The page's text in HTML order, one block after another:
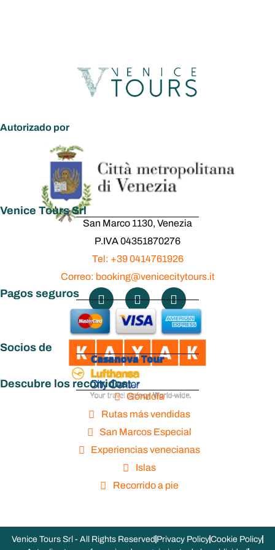
Autorizado por
Venice Tours Srl
San Marco 1130, Venezia
P.IVA 04351870276
Tel: +39 0414761926
Correo: booking@venicecitytours.it
Pagos seguros
Socios de
Descubre los recorridos
Góndola
Rutas más vendidas
San Marcos Especial
Experiencias venecianas
Islas
Recorrido a pie
Venice Tours Srl - All Rights Reserved Privacy PolicyCookie Policy